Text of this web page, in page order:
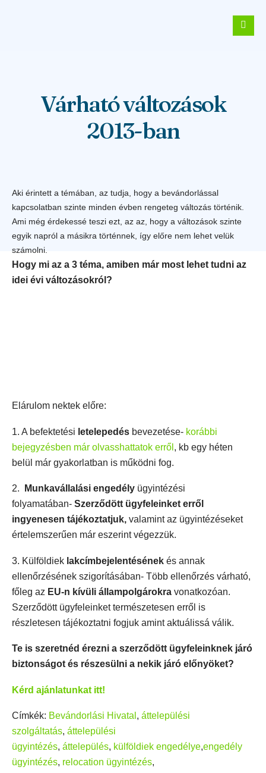
Várható változások
2013-ban
Aki érintett a témában, az tudja, hogy a bevándorlással
kapcsolatban szinte minden évben rengeteg változás történik.
Ami még érdekessé teszi ezt, az az, hogy a változások szinte
egyik napról a másikra történnek, így előre nem lehet velük
számolni.
Hogy mi az a 3 téma, amiben már most lehet tudni az
idei évi változásokról?
Elárulom nektek előre:
1. A befektetési letelepedés bevezetése- korábbi
bejegyzésben már olvasshattatok erről , kb egy héten
belül már gyakorlatban is működni fog.
2. Munkavállalási engedély ügyintézési
folyamatában- Szerződött ügyfeleinket erről
ingyenesen tájékoztatjuk, valamint az ügyintézéseket
értelemszerűen már eszerint végezzük.
3. Külföldiek lakcímbejelentésének és annak
ellenőrzésének szigorításában- Több ellenőrzés várható,
főleg az EU-n kívüli állampolgárokra vonatkozóan.
Szerződött ügyfeleinket természetesen erről is
részletesen tájékoztatni fogjuk amint aktuálissá válik.
Te is szeretnéd érezni a szerződött ügyfeleinknek járó
biztonságot és részesülni a nekik járó előnyöket?
Kérd ajánlatunkat itt!
Címkék: Bevándorlási Hivatal , áttelepülési
szolgáltatás, áttelepülési
ügyintézés, áttelepülés, külföldiek engedélye,engedély
ügyintézés, relocation ügyintézés,